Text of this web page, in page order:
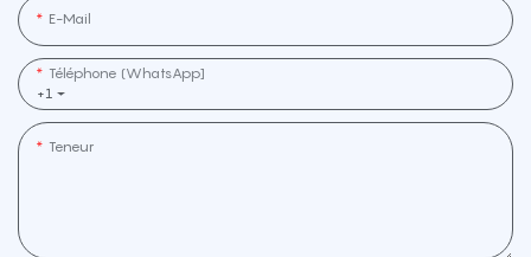
E-Mail
+1
Téléphone (WhatsApp]
Teneur